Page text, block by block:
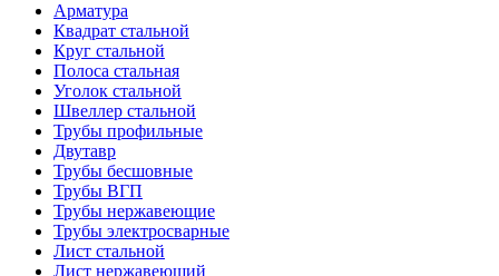
Арматура
Квадрат стальной
Круг стальной
Полоса стальная
Уголок стальной
Швеллер стальной
Трубы профильные
Двутавр
Трубы бесшовные
Трубы ВГП
Трубы нержавеющие
Трубы электросварные
Лист стальной
Лист нержавеющий